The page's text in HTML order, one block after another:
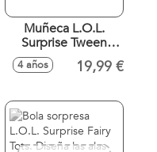
Muñeca L.O.L.
Surprise Tween
Sirena - Cleo Cove
4 años 19,99 €